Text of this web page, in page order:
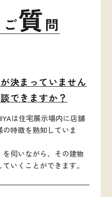
質 問
決まっていません
できますか？
は住宅展示場内に店舗
特徴を熟知していま
を伺いながら、その建物
いくことができます。